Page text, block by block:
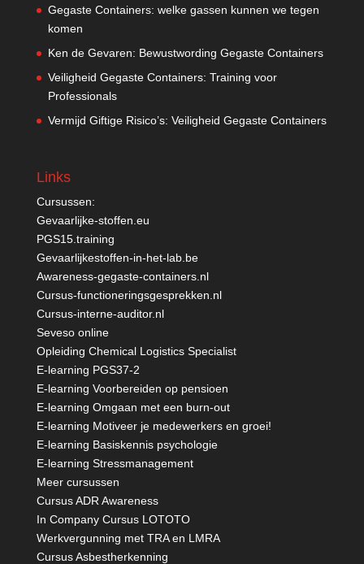
Gegaste Containers: welke gassen kunnen we tegen
komen
Ken de Gevaren: Bewustwording Gegaste Containers
Veiligheid Gegaste Containers: Training voor
Professionals
Vermijd Giftige Risico’s: Veiligheid Gegaste Containers
Links
Cursussen:
Gevaarlijke-stoffen.eu
PGS15.training
Gevaarlijkestoffen-in-het-lab.be
Awareness-gegaste-containers.nl
Cursus-functioneringsgesprekken.nl
Cursus-interne-auditor.nl
Seveso online
Opleiding Chemical Logistics Specialist
E-learning PGS37-2
E-learning Voorbereiden op pensioen
E-learning Omgaan met een burn-out
E-learning Motiveer je medewerkers en groei!
E-learning Basiskennis psychologie
E-learning Stressmanagement
Meer cursussen
Cursus ADR Awareness
In Company Cursus LOTOTO
Werkvergunning met TRA en LMRA
Cursus Asbestherkenning